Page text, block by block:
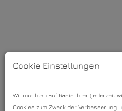
Cookie Einstellungen
Wir möchten auf Basis Ihrer (jederzeit
Cookies zum Zweck der Verbesserung